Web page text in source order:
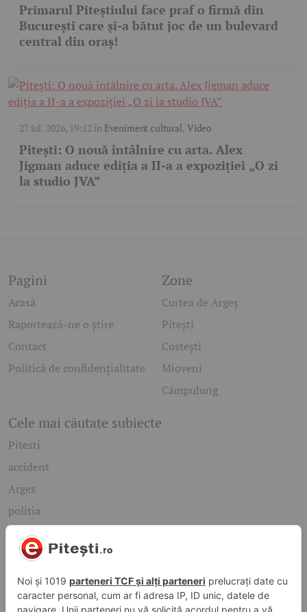
Primarul Piteștiului face praf o firmă din
București care și-a bătut joc de un bulevard
central din oraș!
27 iul. 2026, 19:12 în Eveniment cultural, Video
Pitești: O nouă întâlnire cu arta. Alex
Jigman aduce ediția a II-a a expoziției „O zi
la studio JVA”
Pagini
Acasă
Raportează-ne o știre
Contact
Politică de confidențialitate
Zone
Curtea de Argeș
Pitești
Costești
Mioveni
Câmpulung
Cele mai căutate subiecte
Pitesti
accident
Arges
politia
mioveni
Caută rapid știrile care te interesează
Găsește cele mai recente știri, evenimente și subiecte de
interes din orașul tău. Introdu un cuvânt-cheie și descoperă